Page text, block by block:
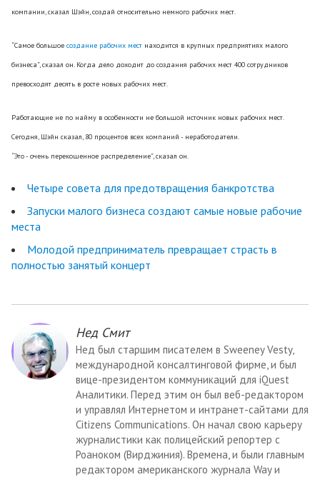
компании, сказал Шэйн, создай относительно немного рабочих мест.
“Самое большое создание рабочих мест находится в крупных предприятиях малого
бизнеса”, сказал он. Когда дело доходит до создания рабочих мест 400 сотрудников
превосходят десять в росте новых рабочих мест.
Работающие не по найму в особенности не большой источник новых рабочих мест.
Сегодня, Шэйн сказал, 80 процентов всех компаний - неработодатели.
“Это - очень перекошенное распределение”, сказал он.
Четыре совета для предотвращения банкротства
Запуски малого бизнеса создают самые новые рабочие
места
Молодой предприниматель превращает страсть в
полностью занятый концерт
Нед Смит
Нед был старшим писателем в Sweeney Vesty,
международной консалтинговой фирме, и был
вице-президентом коммуникаций для iQuest
Аналитики. Перед этим он был веб-редактором
и управлял Интернетом и интранет-сайтами для
Citizens Communications. Он начал свою карьеру
журналистики как полицейский репортер с
Роаноком (Вирджиния). Времена, и были главным
редактором американского журнала Way и